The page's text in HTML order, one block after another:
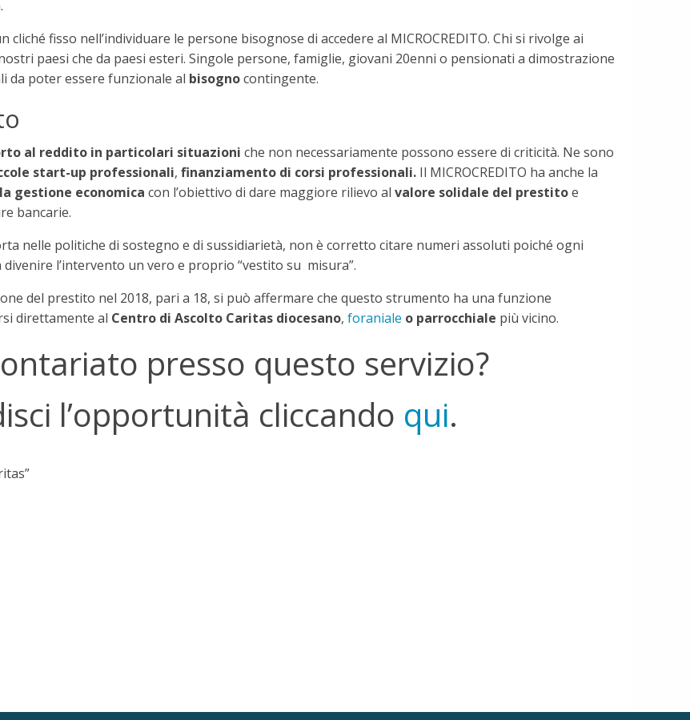
fisso nell’individuare le persone bisognose di accedere al MICROCREDITO. Chi si rivolge ai
paesi che da paesi esteri. Singole persone, famiglie, giovani 20enni o pensionati a dimostrazione
da poter essere funzionale al bisognocontingente.
al reddito in particolari situazioni che non necessariamente possono essere di criticità. Ne sono
start-up professionali, finanziamento di corsi professionali. Il MICROCREDITO ha anche la
gestione economica con l’obiettivo di dare maggiore rilievo al valore solidale del prestitoe
bancarie.
nelle politiche di sostegno e di sussidiarietà, non è corretto citare numeri assoluti poiché ogni
l’intervento un vero e proprio “vestito su misura”.
del prestito nel 2018, pari a 18, si può affermare che questo strumento ha una funzione
direttamente al Centro di Ascolto Caritas diocesano, foraniale o parrocchiale più vicino.
presso questo servizio?
l’opportunità cliccando qui.